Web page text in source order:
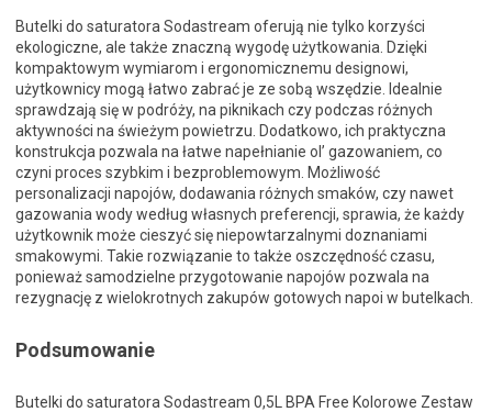
Butelki do saturatora Sodastream oferują nie tylko korzyści
ekologiczne, ale także znaczną wygodę użytkowania. Dzięki
kompaktowym wymiarom i ergonomicznemu designowi,
użytkownicy mogą łatwo zabrać je ze sobą wszędzie. Idealnie
sprawdzają się w podróży, na piknikach czy podczas różnych
aktywności na świeżym powietrzu. Dodatkowo, ich praktyczna
konstrukcja pozwala na łatwe napełnianie ol’ gazowaniem, co
czyni proces szybkim i bezproblemowym. Możliwość
personalizacji napojów, dodawania różnych smaków, czy nawet
gazowania wody według własnych preferencji, sprawia, że każdy
użytkownik może cieszyć się niepowtarzalnymi doznaniami
smakowymi. Takie rozwiązanie to także oszczędność czasu,
ponieważ samodzielne przygotowanie napojów pozwala na
rezygnację z wielokrotnych zakupów gotowych napoi w butelkach.
Podsumowanie
Butelki do saturatora Sodastream 0,5L BPA Free Kolorowe Zestaw